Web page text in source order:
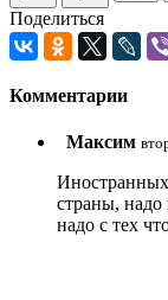
Поделиться
Комментарии
Максим
страны, надо
надо с тех